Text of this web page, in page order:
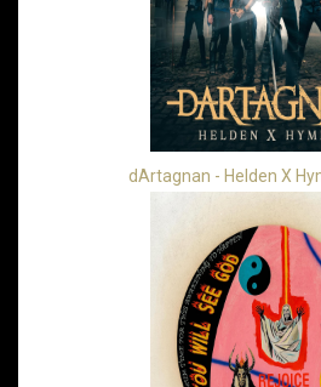
dArtagnan - Helden X